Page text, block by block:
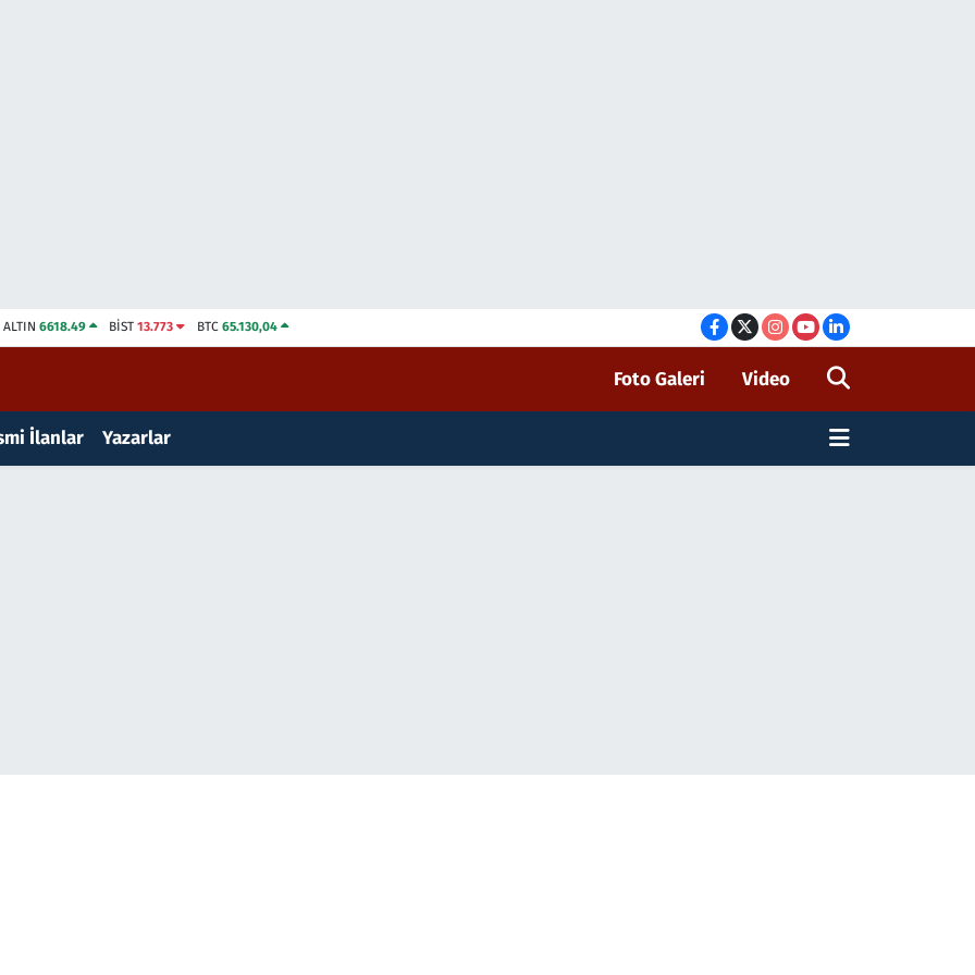
ALTIN 6618.49 BİST13.773 BTC 65.130,04
Foto Galeri Video
İlanlar Yazarlar